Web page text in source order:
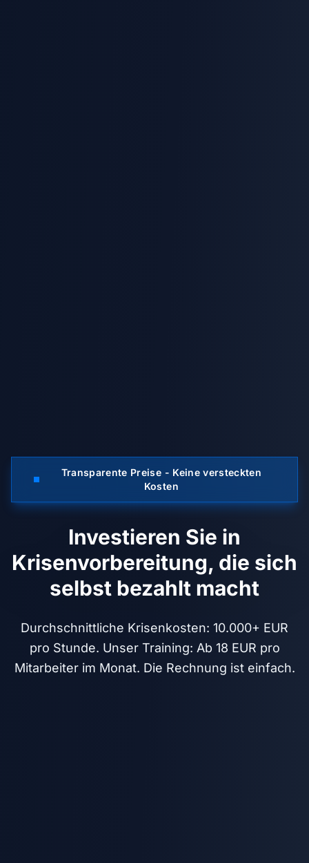
Transparente Preise - Keine versteckten
Kosten
Investieren Sie in
Krisenvorbereitung, die sich
selbst bezahlt macht
Durchschnittliche Krisenkosten: 10.000+ EUR
pro Stunde. Unser Training: Ab 18 EUR pro
Mitarbeiter im Monat. Die Rechnung ist einfach.